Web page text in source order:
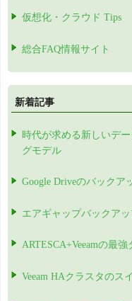
仮想化・クラウド Tips
総合FAQ情報サイト
新着記事
時代が求める新しいデ
グモデル
Google Driveのバックア
エアギャップバックア
ARTESCA+Veeamの最強
Veeam HAクラスタのス